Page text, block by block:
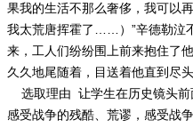
果我的生活不那么奢侈，我可以
我太荒唐挥霍了……）”辛德勒泣
来，工人们纷纷围上前来抱住了
久久地尾随着，目送着他直到尽头
选取理由 让学生在历史镜头前
感受战争的残酷、荒谬，感受战